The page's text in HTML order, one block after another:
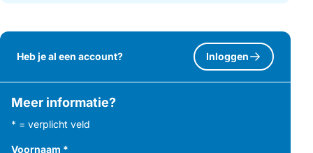
Heb je al een account? Inloggen
Meer informatie?
* = verplicht veld
Voornaam *